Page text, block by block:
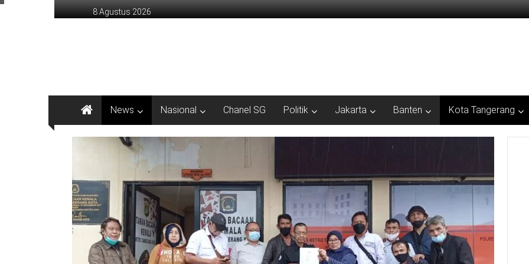
ke
8 Agustus 2026
News Nasional Chanel SG Politik Jakarta Banten Kota Tangerang